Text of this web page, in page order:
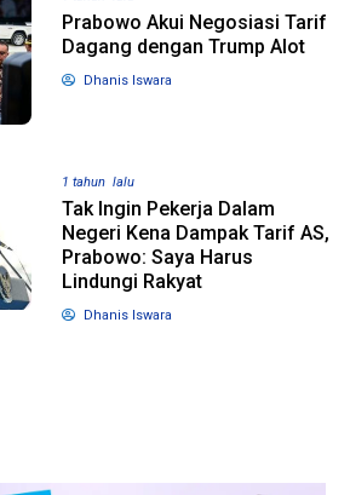
Prabowo Akui Negosiasi Tarif
Dagang dengan Trump Alot
Dhanis Iswara
1 tahun lalu
Tak Ingin Pekerja Dalam
Negeri Kena Dampak Tarif AS,
Prabowo: Saya Harus
Lindungi Rakyat
Dhanis Iswara
Bawaslu